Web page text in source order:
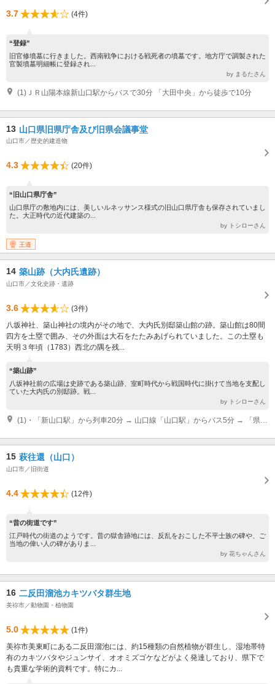
3.7 (4件)
“登録”
旧官修墳墓に行きました。西南戦争における戦死者の墳墓です。地方庁で調製された
官製墳墓明細帳に登録され...
by まるたさん
(1)ＪＲ山陽本線新山口駅からバスで30分 「大田中央」から徒歩で10分
13 山口県旧県庁舎及び旧県会議事堂
山口市／歴史的建造物
4.3 (20件)
“旧山口県庁舎”
山口県庁の敷地内には、美しいルネッサンス様式の旧山口県庁舎も保存されていまし
た。大正時代の近代建築の...
by トシローさん
王道
14 築山跡（大内氏遺跡）
山口市／文化史跡・遺跡
3.6
(3件)
八坂神社、築山神社の境内がその地で、大内氏別邸築山館の跡。築山館は80間
四方を土塁で囲み、その外面は大石をたたみあげられていました。この土塁も
天明３年頃（1783）西北の隅を残...
“築山跡”
八坂神社前の広場は史跡である築山跡、室町時代から戦国時代に掛けて当地を支配し
ていた大内氏の別邸跡。戦...
by トシローさん
(1)・「新山口駅」から列車20分 → 山口線「山口駅」からバス5分 → 「県庁前」バス停から徒歩10分 ・中国自動車道小郡ICから車20分
15 萩往還（山口）
山口市／旧街道
4.4 (12件)
“昔の街道です”
江戸時代の街道のようです。昔の獄舎跡地には、反乱をおこした不平士族の碑や、ご
当地の偉い人の碑がありま...
by 花ちゃんさん
16 二反田溜池カキツバタ群生地
美祢市／動物園・植物園
5.0
(1件)
美祢市美東町にある二反田溜池には、約15種類の自然植物が群生し、湿地帯特
有のカキツバタやジュンサイ、オオミズゴケなどがよく発達しており、県下で
も貴重な学術的資料です。特にカ...